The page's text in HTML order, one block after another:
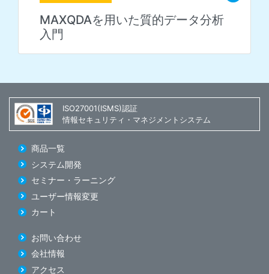
MAXQDAを用いた質的データ分析
入門
ISO27001(ISMS)認証
情報セキュリティ・マネジメントシステム
商品一覧
システム開発
セミナー・ラーニング
ユーザー情報変更
カート
お問い合わせ
会社情報
アクセス